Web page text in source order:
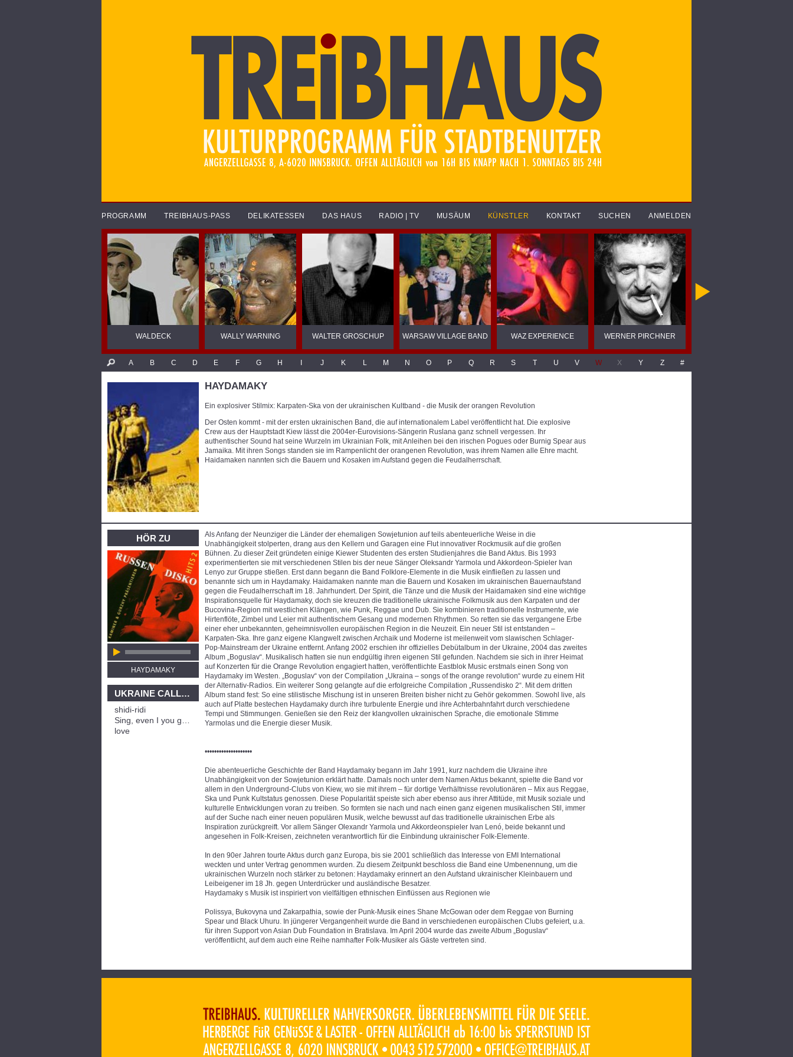
PROGRAMM TREIBHAUS-PASS DELIKATESSEN DAS HAUS RADIO | TV MUSÄUM KÜNSTLER KONTAKT SUCHEN ANMELDEN
WALDECK WALLY WARNING WALTER GROSCHUP WARSAW VILLAGE BAND WAZ EXPERIENCE WERNER PIRCHNER
A B C D E F G H J K L M N O P Q R S T U V W X Y Z #
HAYDAMAKY
Ein explosiver Stilmix: Karpaten-Ska von der ukrainischen Kultband - die Musik der orangen Revolution
Der Osten kommt - mit der ersten ukrainischen Band, die auf internationalem Label veröffentlicht hat. Die explosive
Crew aus der Hauptstadt Kiew lässt die 2004er-Eurovisions-Sängerin Ruslana ganz schnell vergessen. Ihr
authentischer Sound hat seine Wurzeln im Ukrainian Folk, mit Anleihen bei den irischen Pogues oder Burnig Spear aus
Jamaika. Mit ihren Songs standen sie im Rampenlicht der orangenen Revolution, was ihrem Namen alle Ehre macht.
Haidamaken nannten sich die Bauern und Kosaken im Aufstand gegen die Feudalherrschaft.
HÖR ZU
HAYDAMAKY
UKRAINE CALLING
shidi-ridi
love
Als Anfang der Neunziger die Länder der ehemaligen Sowjetunion auf teils abenteuerliche Weise in die
Unabhängigkeit stolperten, drang aus den Kellern und Garagen eine Flut innovativer Rockmusik auf die großen
Bühnen. Zu dieser Zeit gründeten einige Kiewer Studenten des ersten Studienjahres die Band Aktus. Bis 1993
experimentierten sie mit verschiedenen Stilen bis der neue Sänger Oleksandr Yarmola und Akkordeon-Spieler Ivan
Lenyo zur Gruppe stießen. Erst dann begann die Band Folklore-Elemente in die Musik einfließen zu lassen und
benannte sich um in Haydamaky. Haidamaken nannte man die Bauern und Kosaken im ukrainischen Bauernaufstand
gegen die Feudalherrschaft im 18. Jahrhundert. Der Spirit, die Tänze und die Musik der Haidamaken sind eine wichtige
Inspirationsquelle für Haydamaky, doch sie kreuzen die traditionelle ukrainische Folkmusik aus den Karpaten und der
Bucovina-Region mit westlichen Klängen, wie Punk, Reggae und Dub. Sie kombinieren traditionelle Instrumente, wie
Hirtenflöte, Zimbel und Leier mit authentischem Gesang und modernen Rhythmen. So retten sie das vergangene Erbe
einer eher unbekannten, geheimnisvollen europäischen Region in die Neuzeit. Ein neuer Stil ist entstanden –
Karpaten-Ska. Ihre ganz eigene Klangwelt zwischen Archaik und Moderne ist meilenweit vom slawischen Schlager-
Pop-Mainstream der Ukraine entfernt. Anfang 2002 erschien ihr offizielles Debütalbum in der Ukraine, 2004 das zweites
Album „Boguslav“. Musikalisch hatten sie nun endgültig ihren eigenen Stil gefunden. Nachdem sie sich in ihrer Heimat
auf Konzerten für die Orange Revolution engagiert hatten, veröffentlichte Eastblok Music erstmals einen Song von
Haydamaky im Westen. „Boguslav“ von der Compilation „Ukraina – songs of the orange revolution“ wurde zu einem Hit
der Alternativ-Radios. Ein weiterer Song gelangte auf die erfolgreiche Compilation „Russendisko 2“. Mit dem dritten
Album stand fest: So eine stilistische Mischung ist in unseren Breiten bisher nicht zu Gehör gekommen. Sowohl live, als
auch auf Platte bestechen Haydamaky durch ihre turbulente Energie und ihre Achterbahnfahrt durch verschiedene
Tempi und Stimmungen. Genießen sie den Reiz der klangvollen ukrainischen Sprache, die emotionale Stimme
Yarmolas und die Energie dieser Musik.
••••••••••••••••••••
Die abenteuerliche Geschichte der Band Haydamaky begann im Jahr 1991, kurz nachdem die Ukraine ihre
Unabhängigkeit von der Sowjetunion erklärt hatte. Damals noch unter dem Namen Aktus bekannt, spielte die Band vor
allem in den Underground-Clubs von Kiew, wo sie mit ihrem – für dortige Verhältnisse revolutionären – Mix aus Reggae,
Ska und Punk Kultstatus genossen. Diese Popularität speiste sich aber ebenso aus ihrer Attitüde, mit Musik soziale und
kulturelle Entwicklungen voran zu treiben. So formten sie nach und nach einen ganz eigenen musikalischen Stil, immer
auf der Suche nach einer neuen populären Musik, welche bewusst auf das traditionelle ukrainischen Erbe als
Inspiration zurückgreift. Vor allem Sänger Olexandr Yarmola und Akkordeonspieler Ivan Lenó, beide bekannt und
angesehen in Folk-Kreisen, zeichneten verantwortlich für die Einbindung ukrainischer Folk-Elemente.
In den 90er Jahren tourte Aktus durch ganz Europa, bis sie 2001 schließlich das Interesse von EMI International
weckten und unter Vertrag genommen wurden. Zu diesem Zeitpunkt beschloss die Band eine Umbenennung, um die
ukrainischen Wurzeln noch stärker zu betonen: Haydamaky erinnert an den Aufstand ukrainischer Kleinbauern und
Leibeigener im 18 Jh. gegen Unterdrücker und ausländische Besatzer.
Haydamaky s Musik ist inspiriert von vielfältigen ethnischen Einflüssen aus Regionen wie
Polissya, Bukovyna und Zakarpathia, sowie der Punk-Musik eines Shane McGowan oder dem Reggae von Burning
Spear und Black Uhuru. In jüngerer Vergangenheit wurde die Band in verschiedenen europäischen Clubs gefeiert, u.a.
für ihren Support von Asian Dub Foundation in Bratislava. Im April 2004 wurde das zweite Album „Boguslav“
veröffentlicht, auf dem auch eine Reihe namhafter Folk-Musiker als Gäste vertreten sind.